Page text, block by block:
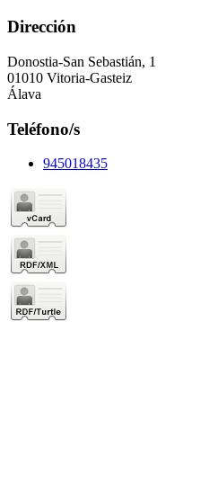
Dirección
Donostia-San Sebastián, 1
01010 Vitoria-Gasteiz
Álava
Teléfono/s
945018435